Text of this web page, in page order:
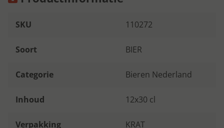
SKU 110272
Soort BIER
Categorie Bieren Nederland
Inhoud 12x30 cl
Verpakking KRAT